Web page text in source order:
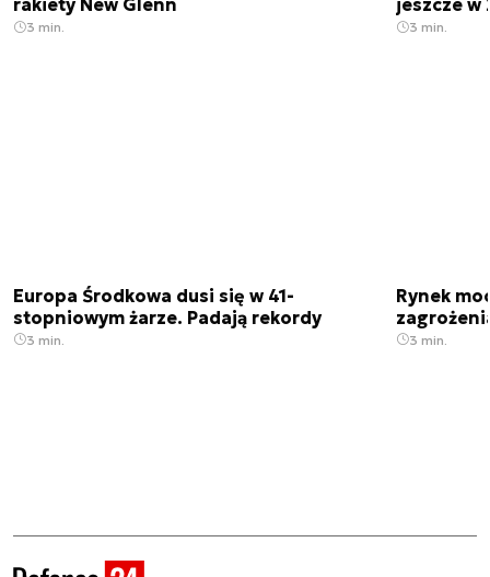
rakiety New Glenn
3 min.
jeszcze w
3 min.
Europa Środkowa dusi się w 41-
stopniowym żarze. Padają rekordy
3 min.
Rynek
3 min.